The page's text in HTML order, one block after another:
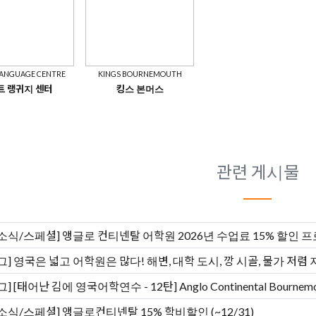
CENTRE
랭귀지 센터
KINGS BOURNEMOUTH
킹스 본머스
관련 게시물
식/스페셜] 앵글로 컨티넨탈 어학원 2026년 수업료 15% 할인
] 영국은 넓고 어학원은 많다! 해변, 대학 도시, 깡 시골, 물가 저
][태어난 김에 영국어학연수 - 12탄] Anglo Continental
식/스페셜] 앵글로컨티넨탈 15% 학비할인 (~12/31)